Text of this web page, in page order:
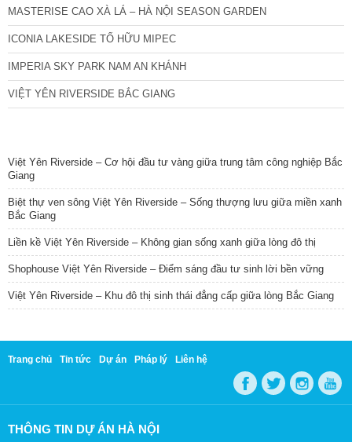
MASTERISE CAO XÀ LÁ – HÀ NỘI SEASON GARDEN
ICONIA LAKESIDE TỐ HỮU MIPEC
IMPERIA SKY PARK NAM AN KHÁNH
VIỆT YÊN RIVERSIDE BẮC GIANG
Việt Yên Riverside – Cơ hội đầu tư vàng giữa trung tâm công nghiệp Bắc
Giang
Biệt thự ven sông Việt Yên Riverside – Sống thượng lưu giữa miền xanh
Bắc Giang
Liền kề Việt Yên Riverside – Không gian sống xanh giữa lòng đô thị
Shophouse Việt Yên Riverside – Điểm sáng đầu tư sinh lời bền vững
Việt Yên Riverside – Khu đô thị sinh thái đẳng cấp giữa lòng Bắc Giang
Trang chủ Tin tức Dự án Pháp lý Liên hệ
THÔNG TIN DỰ ÁN HÀ NỘI